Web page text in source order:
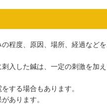
程度、原因、場所、経過など
入した鍼は、一定の刺激を加
する場合もあります。
あります。